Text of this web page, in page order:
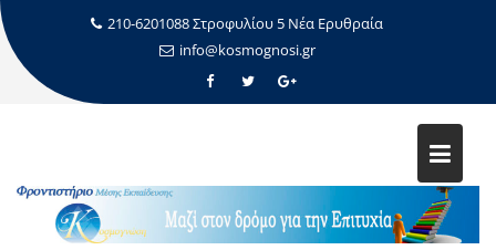
210-6201088 Στροφυλίου 5 Νέα Ερυθραία
info@kosmognosi.gr